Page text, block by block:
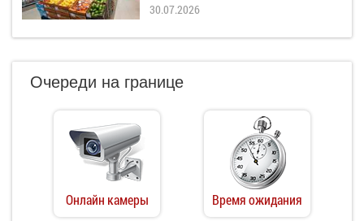
30.07.2026
Очереди на границе
Онлайн камеры Время ожидания